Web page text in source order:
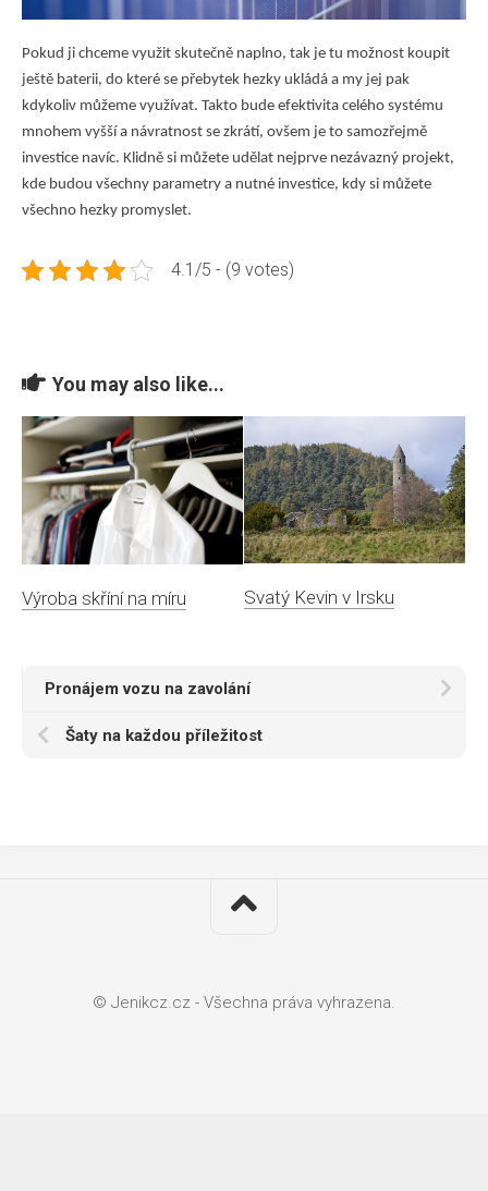
Pokud ji chceme využit skutečně naplno, tak je tu možnost koupit
ještě baterii, do které se přebytek hezky ukládá a my jej pak
kdykoliv můžeme využívat. Takto bude efektivita celého systému
mnohem vyšší a návratnost se zkrátí, ovšem je to samozřejmě
investice navíc. Klidně si můžete udělat nejprve nezávazný projekt,
kde budou všechny parametry a nutné investice, kdy si můžete
všechno hezky promyslet.
4.1/5 - (9 votes)
You may also like...
Výroba skříní na míru Svatý Kevin v Irsku
Pronájem vozu na zavolání
Šaty na každou příležitost
© Jenikcz.cz - Všechna práva vyhrazena.